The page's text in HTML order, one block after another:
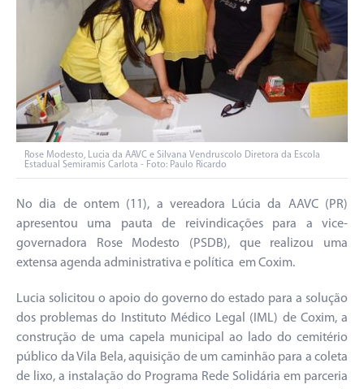
Rose Modesto, Lucia da AAVC e Silvana Vendruscolo Diretora da Escola
Estadual Semiramis Carlota - Foto: Paulo Ricardo
No dia de ontem (11), a vereadora Lúcia da AAVC (PR)
apresentou uma pauta de reivindicações para a vice-
governadora Rose Modesto (PSDB), que realizou uma
extensa agenda administrativa e política em Coxim.
Lucia solicitou o apoio do governo do estado para a solução
dos problemas do Instituto Médico Legal (IML) de Coxim, a
construção de uma capela municipal ao lado do cemitério
público da Vila Bela, aquisição de um caminhão para a coleta
de lixo, a instalação do Programa Rede Solidária em parceria